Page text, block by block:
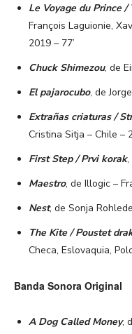
Le Voyage du Prince /
François Laguionie,
2019 – 77’
Chuck Shimezou, de
El pajarocubo, de
Extrañas criaturas /
Cristina Sitja – Chile –
First Step / Prvi korak,
Maestro, de Illogic –
Nest, de Sonja
The Kite / Poustet
Checa, Eslovaquia,
Banda Sonora Original
A Dog Called Money,